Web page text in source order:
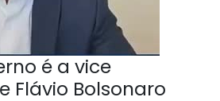
é a vice
Flávio Bolsonaro